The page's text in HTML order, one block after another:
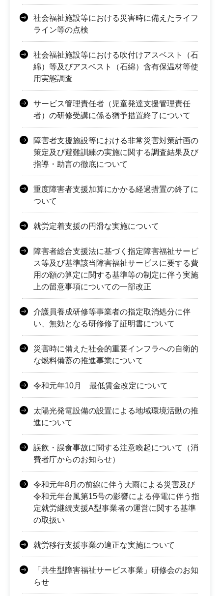
社会福祉施設等における災害時に備えたライフ
ライン等の点検
社会福祉施設等における吹付けアスベスト（石
綿）等及びアスベスト（石綿）含有保温材等使
用実態調査
サービス管理責任者（児童発達支援管理責任
者）の研修受講に係る猶予措置終了について
障害者支援施設等における非常災害対策計画の
策定及び避難訓練の実施に関する調査結果及び
指導・助言の徹底について
重度障害者支援加算にかかる経過措置の終了に
ついて
就労定着支援の円滑な実施について
障害者総合支援法に基づく指定障害福祉サービ
ス等及び基準該当障害福祉サービスに要する費
用の額の算定に関する基準等の制定に伴う実施
上の留意事項についての一部改正
介護員養成研修等事業者の指定取消処分に伴
い、無効となる研修修了証明書について
災害時に備えた社会的重要インフラへの自衛的
な燃料備蓄の推進事業について
令和元年10月 最低賃金改定について
太陽光発電設備の設置による地域環境活動の推
進について
誤飲・誤食事故に関する注意喚起について（消
費者庁からのお知らせ）
令和元年8月の前線に伴う大雨による災害及び
令和元年台風第15号の影響による停電に伴う指
定就労継続支援A型事業者の運営に関する基準
の取扱い
就労移行支援事業の適正な実施について
「共生型障害福祉サービス事業」研修会のお知
らせ